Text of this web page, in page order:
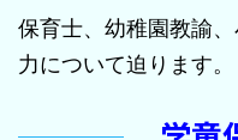
保育士、幼稚園教諭
力について迫ります。